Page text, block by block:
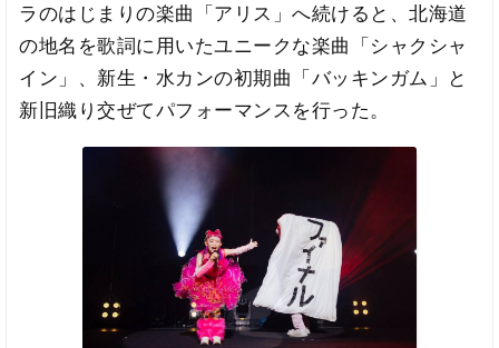
ラのはじまりの楽曲「アリス」へ続けると、北海道
の地名を歌詞に用いたユニークな楽曲「シャクシャ
イン」、新生・水カンの初期曲「バッキンガム」と
新旧織り交ぜてパフォーマンスを行った。